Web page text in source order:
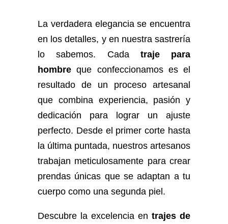
La verdadera elegancia se encuentra
en los detalles, y en nuestra sastrería
lo sabemos. Cada traje para
hombre que confeccionamos es el
resultado de un proceso artesanal
que combina experiencia, pasión y
dedicación para lograr un ajuste
perfecto. Desde el primer corte hasta
la última puntada, nuestros artesanos
trabajan meticulosamente para crear
prendas únicas que se adaptan a tu
cuerpo como una segunda piel.
Descubre la excelencia en trajes de